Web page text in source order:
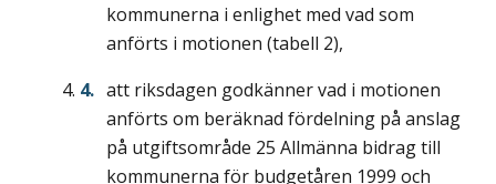
kommunerna i enlighet med vad som
anförts i motionen (tabell 2),
att riksdagen godkänner vad i motionen
anförts om beräknad fördelning på anslag
på utgiftsområde 25 Allmänna bidrag till
kommunerna för budgetåren 1999 och